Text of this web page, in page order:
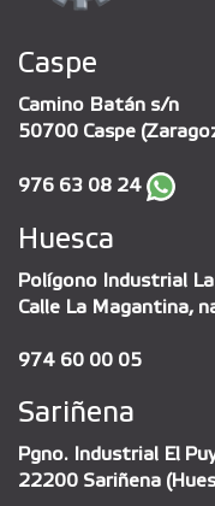
Caspe
Camino Batán s/n
50700 Caspe
976 63 08 24
Huesca
Polígono Industrial
Calle La Magantina,
974 60 00 05
Sariñena
Pgno. Industrial El
22200 Sariñena